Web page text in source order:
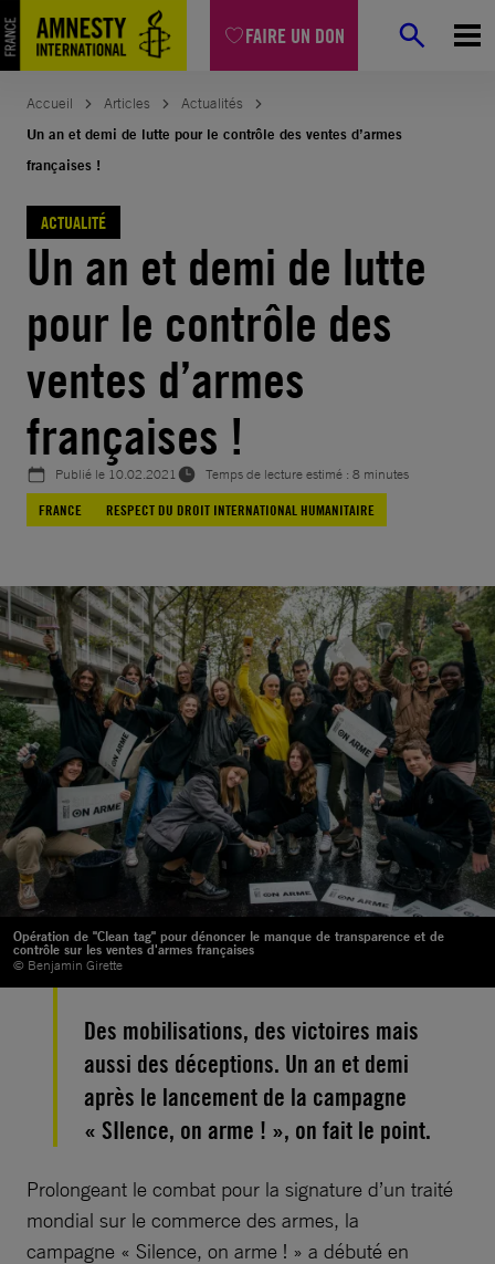
FAIRE UN DON
Aller
au
contenu
Accueil Articles
Actualités
Un an et demi de lutte pour le contrôle des ventes d’armes
françaises !
ACTUALITÉ
Un an et demi de lutte
pour le contrôle des
ventes d’armes
françaises !
Publié le 10.02.2021
Temps de lecture estimé : 8 minutes
FRANCE
RESPECT DU DROIT INTERNATIONAL HUMANITAIRE
Opération de "Clean tag" pour dénoncer le manque de transparence et de
contrôle sur les ventes d'armes françaises
© Benjamin Girette
Des mobilisations, des victoires mais
aussi des déceptions. Un an et demi
après le lancement de la campagne
« SIlence, on arme ! », on fait le point.
Prolongeant le combat pour la signature d’un traité
mondial sur le commerce des armes, la
campagne « Silence, on arme ! » a débuté en